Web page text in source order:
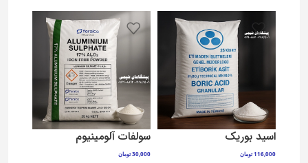
اسید بوریک
116,000تومان
سولفات آلومینیوم
30,000تومان